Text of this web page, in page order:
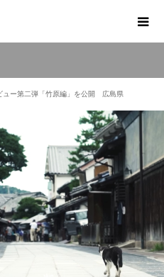
ュー第二弾「竹原編」を公開 広島県